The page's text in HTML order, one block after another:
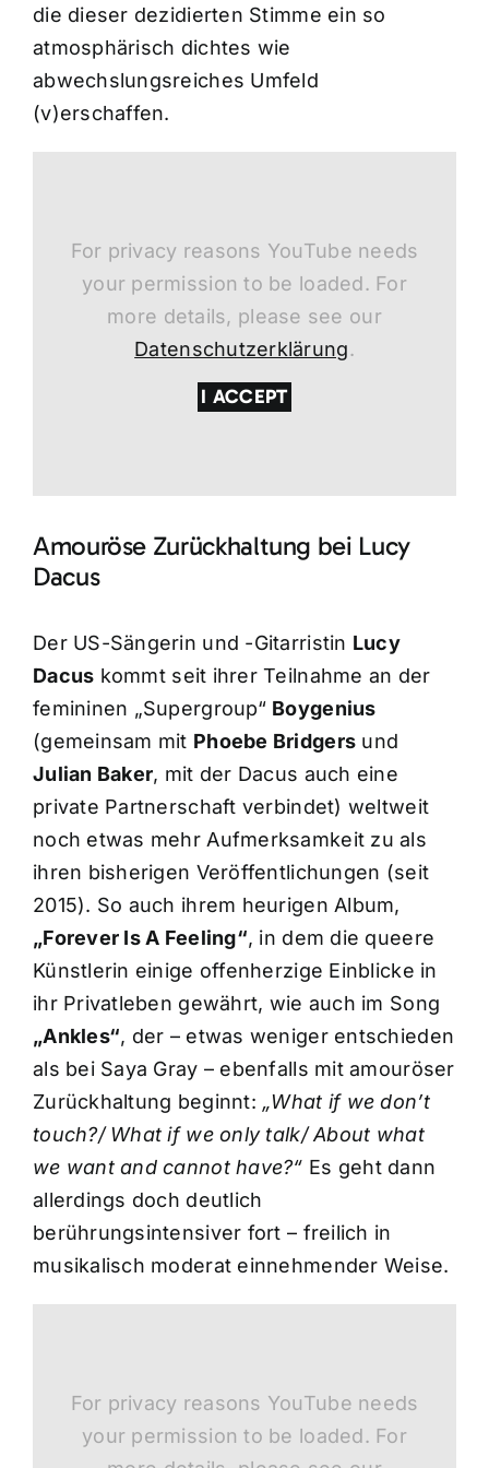
die dieser dezidierten Stimme ein so
atmosphärisch dichtes wie
abwechslungsreiches Umfeld
(v)erschaffen.
For privacy reasons YouTube needs
your permission to be loaded. For
more details, please see our
Datenschutzerklärung.
I ACCEPT
Amouröse Zurückhaltung bei Lucy
Dacus
Der US-Sängerin und -Gitarristin Lucy
Dacus kommt seit ihrer Teilnahme an der
femininen „Supergroup“ Boygenius
(gemeinsam mit Phoebe Bridgers und
Julian Baker, mit der Dacus auch eine
private Partnerschaft verbindet) weltweit
noch etwas mehr Aufmerksamkeit zu als
ihren bisherigen Veröffentlichungen (seit
2015). So auch ihrem heurigen Album,
„Forever Is A Feeling“, in dem die queere
Künstlerin einige offenherzige Einblicke in
ihr Privatleben gewährt, wie auch im Song
„Ankles“, der – etwas weniger entschieden
als bei Saya Gray – ebenfalls mit amouröser
Zurückhaltung beginnt: „What if we don’t
touch?/ What if we only talk/ About what
we want and cannot have?“ Es geht dann
allerdings doch deutlich
berührungsintensiver fort – freilich in
musikalisch moderat einnehmender Weise.
For privacy reasons YouTube needs
your permission to be loaded. For